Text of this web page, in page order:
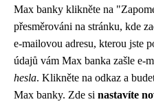
Max banky klikněte na
přesměrováni na stránku, kde
e-mailovou adresu, kterou jste
údajů vám Max banka zašle e-
hesla. Klikněte na odkaz a
Max banky. Zde si nastavíte